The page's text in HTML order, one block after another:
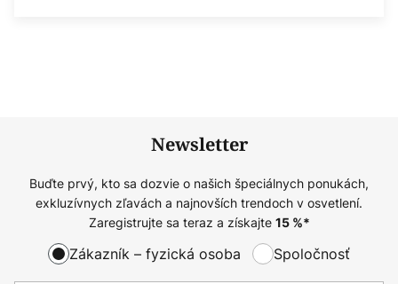
Newsletter
Buďte prvý, kto sa dozvie o našich špeciálnych ponukách,
exkluzívnych zľavách a najnovších trendoch v osvetlení.
Zaregistrujte sa teraz a získajte 15%*
Zákazník – fyzická osoba Spoločnosť